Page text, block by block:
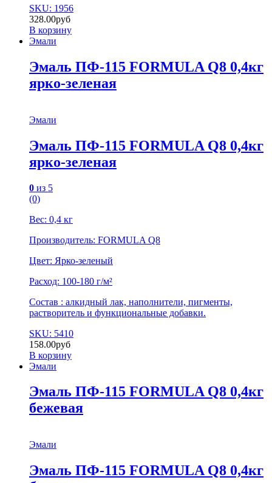
SKU: 1956
328.00руб
В корзину
Эмали
Эмаль ПФ-115 FORMULA Q8 0,4кг
ярко-зеленая
Эмали
Эмаль ПФ-115 FORMULA Q8 0,4кг
ярко-зеленая
0 из 5
(0)
Вес: 0,4 кг
Производитель: FORMULA Q8
Цвет: Ярко-зеленый
Расход: 100-180 г/м²
Состав : алкидный лак, наполнители, пигменты,
растворитель и функциональные добавки.
SKU: 5410
158.00руб
В корзину
Эмали
Эмаль ПФ-115 FORMULA Q8 0,4кг
бежевая
Эмали
Эмаль ПФ-115 FORMULA Q8 0,4кг